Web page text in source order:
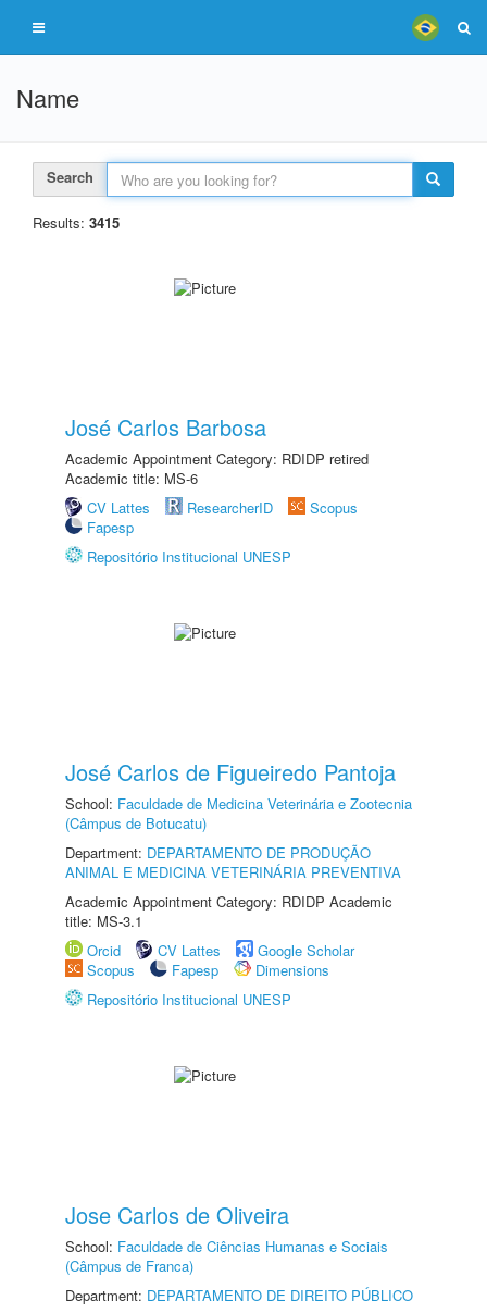
Name
Search
Results: 3415
José Carlos Barbosa
Academic Appointment Category: RDIDP retired
Academic title: MS-6
CV Lattes
ResearcherID
Scopus
Fapesp
Repositório Institucional UNESP
José Carlos de Figueiredo Pantoja
School: Faculdade de Medicina Veterinária e Zootecnia
(Câmpus de Botucatu)
Department: DEPARTAMENTO DE PRODUÇÃO
ANIMAL E MEDICINA VETERINÁRIA PREVENTIVA
Academic Appointment Category: RDIDP Academic
title: MS-3.1
Orcid
CV Lattes
Google Scholar
Scopus
Fapesp
Dimensions
Repositório Institucional UNESP
Jose Carlos de Oliveira
School: Faculdade de Ciências Humanas e Sociais
(Câmpus de Franca)
Department: DEPARTAMENTO DE DIREITO PÚBLICO